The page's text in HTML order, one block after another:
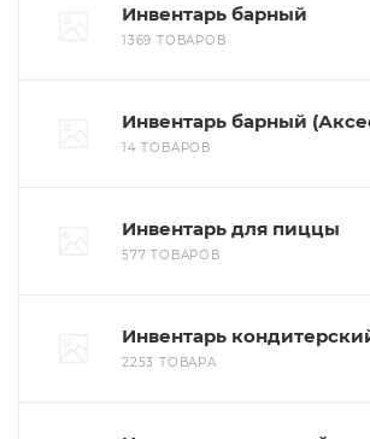
Инвентарь барный
1369 ТОВАРОВ
Инвентарь барный
14 ТОВАРОВ
Инвентарь для пиццы
577 ТОВАРОВ
Инвентарь
2253 ТОВАРА